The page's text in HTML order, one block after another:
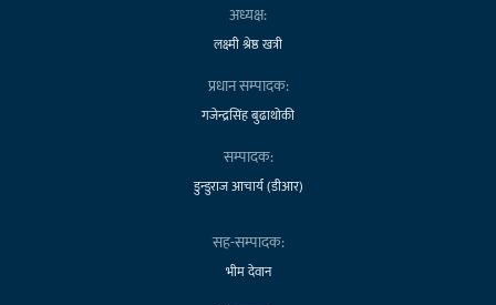
अध्यक्ष:
लक्ष्मी श्रेष्ठ खत्री
प्रधान सम्पादक:
गजेन्द्रसिंह बुढाथोकी
सम्पादक:
डुन्डुराज आचार्य (डीआर)
सह-सम्पादक:
भीम देवान